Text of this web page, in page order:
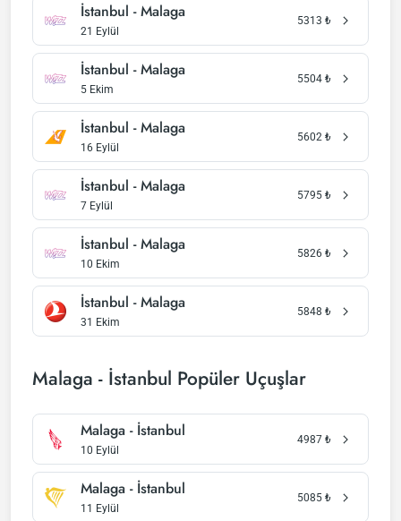
İstanbul - Malaga
21 Eylül
5313 ₺
İstanbul - Malaga
5 Ekim
5504 ₺
İstanbul - Malaga
16 Eylül
5602 ₺
İstanbul - Malaga
7 Eylül
5795 ₺
İstanbul - Malaga
10 Ekim
5826 ₺
İstanbul - Malaga
31 Ekim
5848 ₺
Malaga - İstanbul Popüler Uçuşlar
Malaga - İstanbul
10 Eylül
4987 ₺
Malaga - İstanbul
11 Eylül
5085 ₺